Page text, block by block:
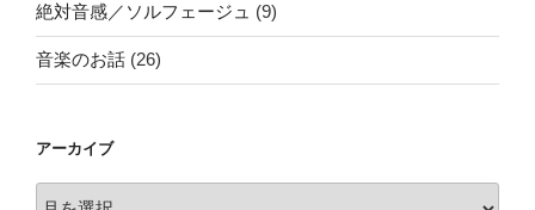
絶対音感／ソルフェージュ (9)
音楽のお話 (26)
アーカイブ